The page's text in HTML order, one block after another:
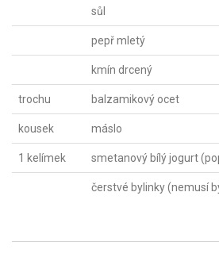
sůl
pepř mletý
kmín drcený
trochu balzamikový ocet
kousek máslo
1 kelímek smetanový bílý jogurt
čerstvé bylinky (nemusí